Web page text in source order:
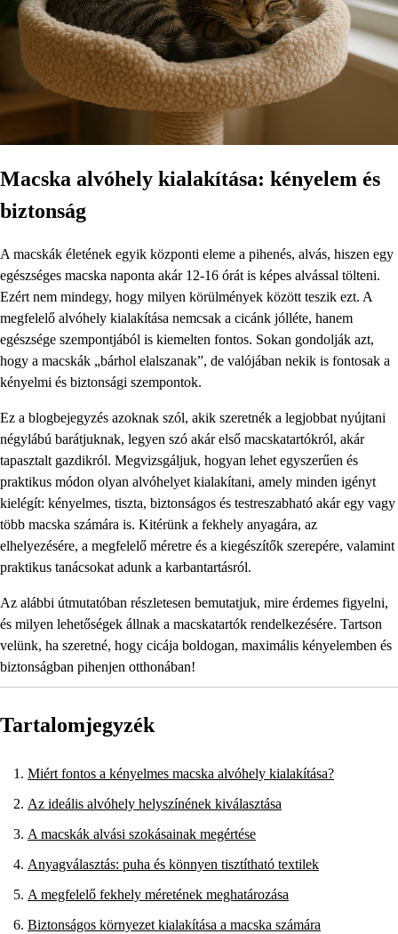
Macska alvóhely kialakítása: kényelem és
biztonság
A macskák életének egyik központi eleme a pihenés, alvás, hiszen egy
egészséges macska naponta akár 12-16 órát is képes alvással tölteni.
Ezért nem mindegy, hogy milyen körülmények között teszik ezt. A
megfelelő alvóhely kialakítása nemcsak a cicánk jólléte, hanem
egészsége szempontjából is kiemelten fontos. Sokan gondolják azt,
hogy a macskák „bárhol elalszanak”, de valójában nekik is fontosak a
kényelmi és biztonsági szempontok.
Ez a blogbejegyzés azoknak szól, akik szeretnék a legjobbat nyújtani
négylábú barátjuknak, legyen szó akár első macskatartókról, akár
tapasztalt gazdikról. Megvizsgáljuk, hogyan lehet egyszerűen és
praktikus módon olyan alvóhelyet kialakítani, amely minden igényt
kielégít: kényelmes, tiszta, biztonságos és testreszabható akár egy vagy
több macska számára is. Kitérünk a fekhely anyagára, az
elhelyezésére, a megfelelő méretre és a kiegészítők szerepére, valamint
praktikus tanácsokat adunk a karbantartásról.
Az alábbi útmutatóban részletesen bemutatjuk, mire érdemes figyelni,
és milyen lehetőségek állnak a macskatartók rendelkezésére. Tartson
velünk, ha szeretné, hogy cicája boldogan, maximális kényelemben és
biztonságban pihenjen otthonában!
Tartalomjegyzék
Miért fontos a kényelmes macska alvóhely kialakítása?
Az ideális alvóhely helyszínének kiválasztása
A macskák alvási szokásainak megértése
Anyagválasztás: puha és könnyen tisztítható textilek
A megfelelő fekhely méretének meghatározása
Biztonságos környezet kialakítása a macska számára